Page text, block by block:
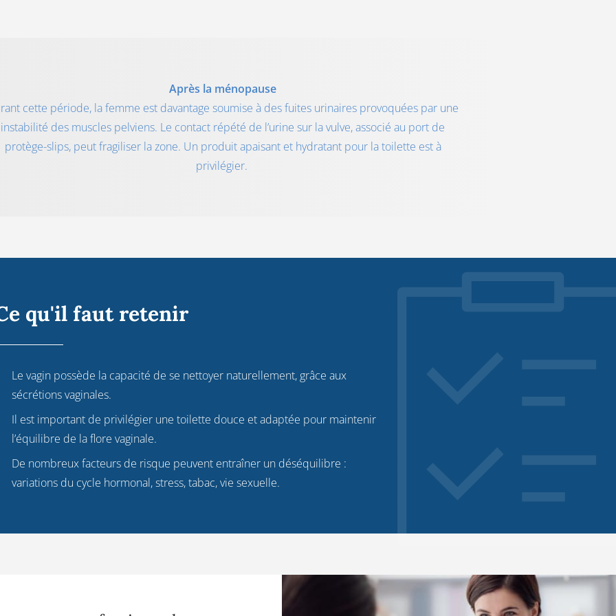
Après la ménopause
cette période, la femme est davantage soumise à des fuites urinaires provoquées par une
instabilité des muscles pelviens. Le contact répété de l’urine sur la vulve, associé au port de
protège-slips, peut fragiliser la zone. Un produit apaisant et hydratant pour la toilette est à
privilégier.
qu'il faut retenir
Le vagin possède la capacité de se nettoyer naturellement, grâce aux
sécrétions vaginales.
Il est important de privilégier une toilette douce et adaptée pour maintenir
l’équilibre de la flore vaginale.
De nombreux facteurs de risque peuvent entraîner un déséquilibre :
variations du cycle hormonal, stress, tabac, vie sexuelle.